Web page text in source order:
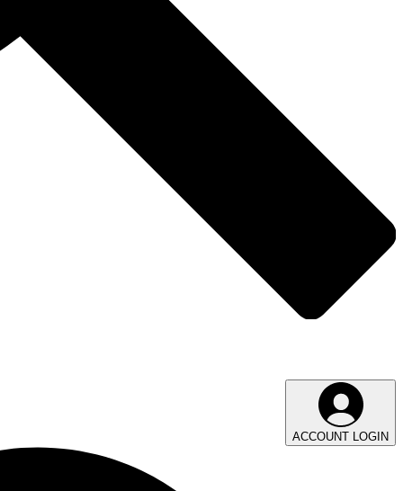
ACCOUNT LOGIN